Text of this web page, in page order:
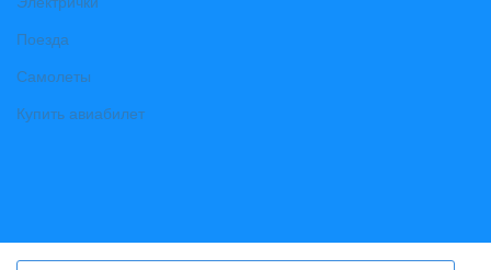
Поезда
Самолеты
Купить авиабилет